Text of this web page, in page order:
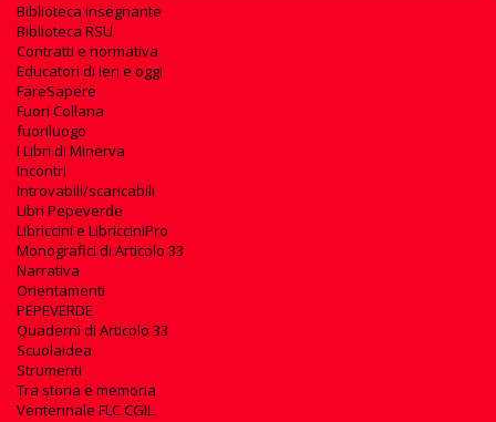
Biblioteca insegnante
Biblioteca RSU
Contratti e normativa
Educatori di ieri e oggi
FareSapere
Fuori Collana
fuoriluogo
I Libri di Minerva
Incontri
Introvabili/scaricabili
Libri Pepeverde
Libriccini e LibricciniPro
Monografici di Articolo 33
Narrativa
Orientamenti
PEPEVERDE
Quaderni di Articolo 33
Scuolaidea
Strumenti
Tra storia e memoria
Ventennale FLC CGIL